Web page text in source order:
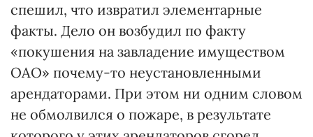
спешил, что извратил элементарные
факты. Дело он возбудил по факту
«покушения на завладение имуществом
ОАО» почему-то неустановленными
арендаторами. При этом ни одним словом
не обмолвился о пожаре, в результате